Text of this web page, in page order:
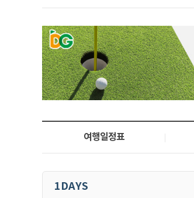
여행일정표
1DAYS